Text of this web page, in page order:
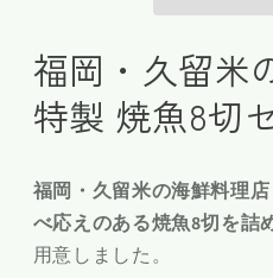
大
き
な
魚
詰
め
留
大
き
な
魚
詰
福岡・久留米
特製 焼魚8切
福岡・久留米の海鮮料理
べ応えのある焼魚8切を詰
用意しました。